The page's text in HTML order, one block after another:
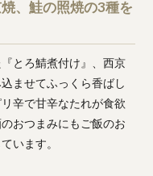
、鮭の照焼の3種を
とろ鯖煮付け』、西京
ませてふっくら香ばし
辛で甘辛なたれが食欲
おつまみにもご飯のお
います。